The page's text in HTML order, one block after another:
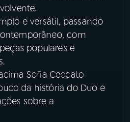
e versátil, passando
com
populares e
Sofia Ceccato
da história do Duo e
sobre a